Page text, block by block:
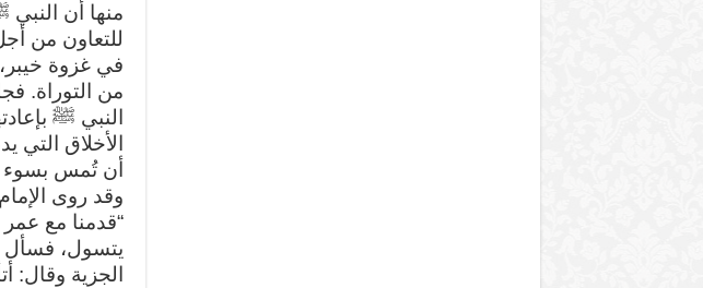
منها أن
للتعاون من
في غزوة
من التوراة.
النبي ﷺ
الأخلاق التي
أن تُمس بسوء
وقد روى
“قدمنا مع
يتسول، فسأل
الجزية وقال: